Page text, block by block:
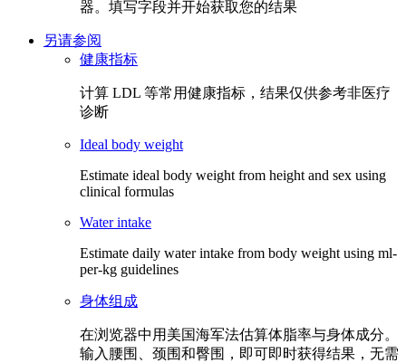
器。填写字段并开始获取您的结果
另请参阅
健康指标
计算 LDL 等常用健康指标，结果仅供参考非医疗
诊断
Ideal body weight
Estimate ideal body weight from height and sex using
clinical formulas
Water intake
Estimate daily water intake from body weight using ml-
per-kg guidelines
身体组成
在浏览器中用美国海军法估算体脂率与身体成分。
输入腰围、颈围和臀围，即可即时获得结果，无需